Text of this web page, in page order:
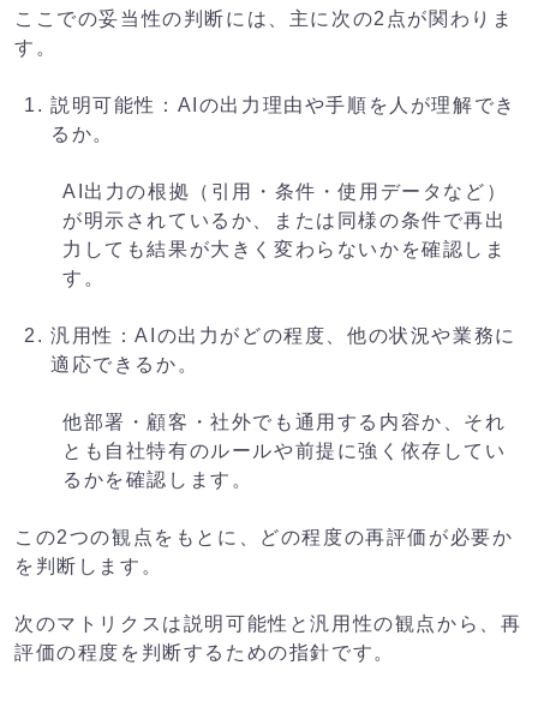
ここでの妥当性の判断には、主に次の2点が関わりま
す。
説明可能性：AIの出力理由や手順を人が理解でき
るか。
AI出力の根拠（引用・条件・使用データなど）
が明示されているか、または同様の条件で再出
力しても結果が大きく変わらないかを確認しま
す。
汎用性：AIの出力がどの程度、他の状況や業務に
適応できるか。
他部署・顧客・社外でも通用する内容か、それ
とも自社特有のルールや前提に強く依存してい
るかを確認します。
この2つの観点をもとに、どの程度の再評価が必要か
を判断します。
次のマトリクスは説明可能性と汎用性の観点から、再
評価の程度を判断するための指針です。